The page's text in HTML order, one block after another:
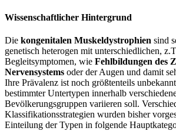
Wissenschaftlicher Hintergrund
Die kongenitalen Muskeldystrophien sind
genetisch heterogen mit unterschiedlichen,
Begleitsymptomen, wie Fehlbildungen des
Nervensystems oder der Augen und damit
Ihre Prävalenz ist noch größtenteils
bestimmter Untertypen innerhalb
Bevölkerungsgruppen variieren soll.
Klassifikationsstrategien wurden bisher
Einteilung der Typen in folgende